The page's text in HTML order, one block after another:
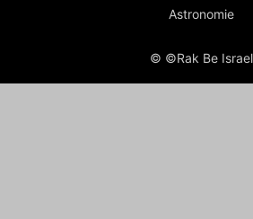
Astronomie
© ©Rak Be Israel